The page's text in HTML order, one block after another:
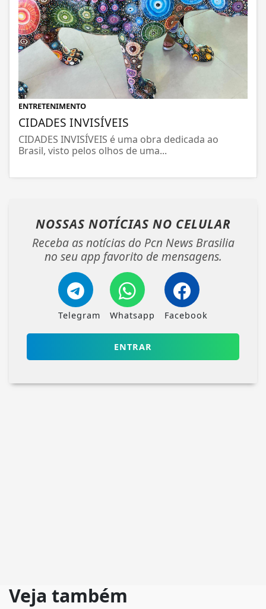
ENTRETENIMENTO
CIDADES INVISÍVEIS
CIDADES INVISÍVEIS é uma obra dedicada ao
Brasil, visto pelos olhos de uma...
NOSSAS NOTÍCIAS NO CELULAR
Receba as notícias do Pcn News Brasilia
no seu app favorito de mensagens.
Telegram Whatsapp Facebook
ENTRAR
Veja também